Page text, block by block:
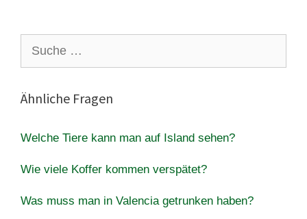
nach:
Ähnliche Fragen
Welche Tiere kann man auf Island sehen?
Wie viele Koffer kommen verspätet?
Was muss man in Valencia getrunken haben?